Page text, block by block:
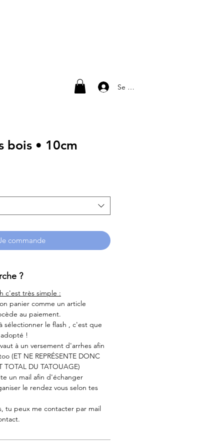
Se connecter
bois • 10cm
commande
?
c'est très simple :
panier comme un article
au paiement.
sélectionner le flash , c'est que
!
à un versement d'arrhes afin
(ET NE REPRÉSENTE DONC
TOTAL DU TATOUAGE)
un mail afin d'échanger
le rendez vous selon tes
tu peux me contacter par mail